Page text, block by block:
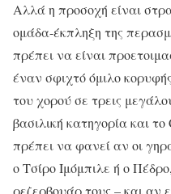
Αλλά η προσοχή είναι
ομάδα-έκπληξη της
πρέπει να είναι
έναν σφιχτό όμιλο
του χορού σε τρεις
βασιλική κατηγορία και
πρέπει να φανεί αν οι
ο Τσίρο Ιμόμπιλε ή ο
ρεζερβουάρ τους – και